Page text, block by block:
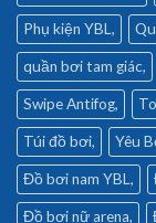
Phụ kiện YBL
quần bơi tam giác
Swipe Antifog
Túi đồ bơi Yêu
Đồ bơi nam YBL
Đồ bơi nữ arena